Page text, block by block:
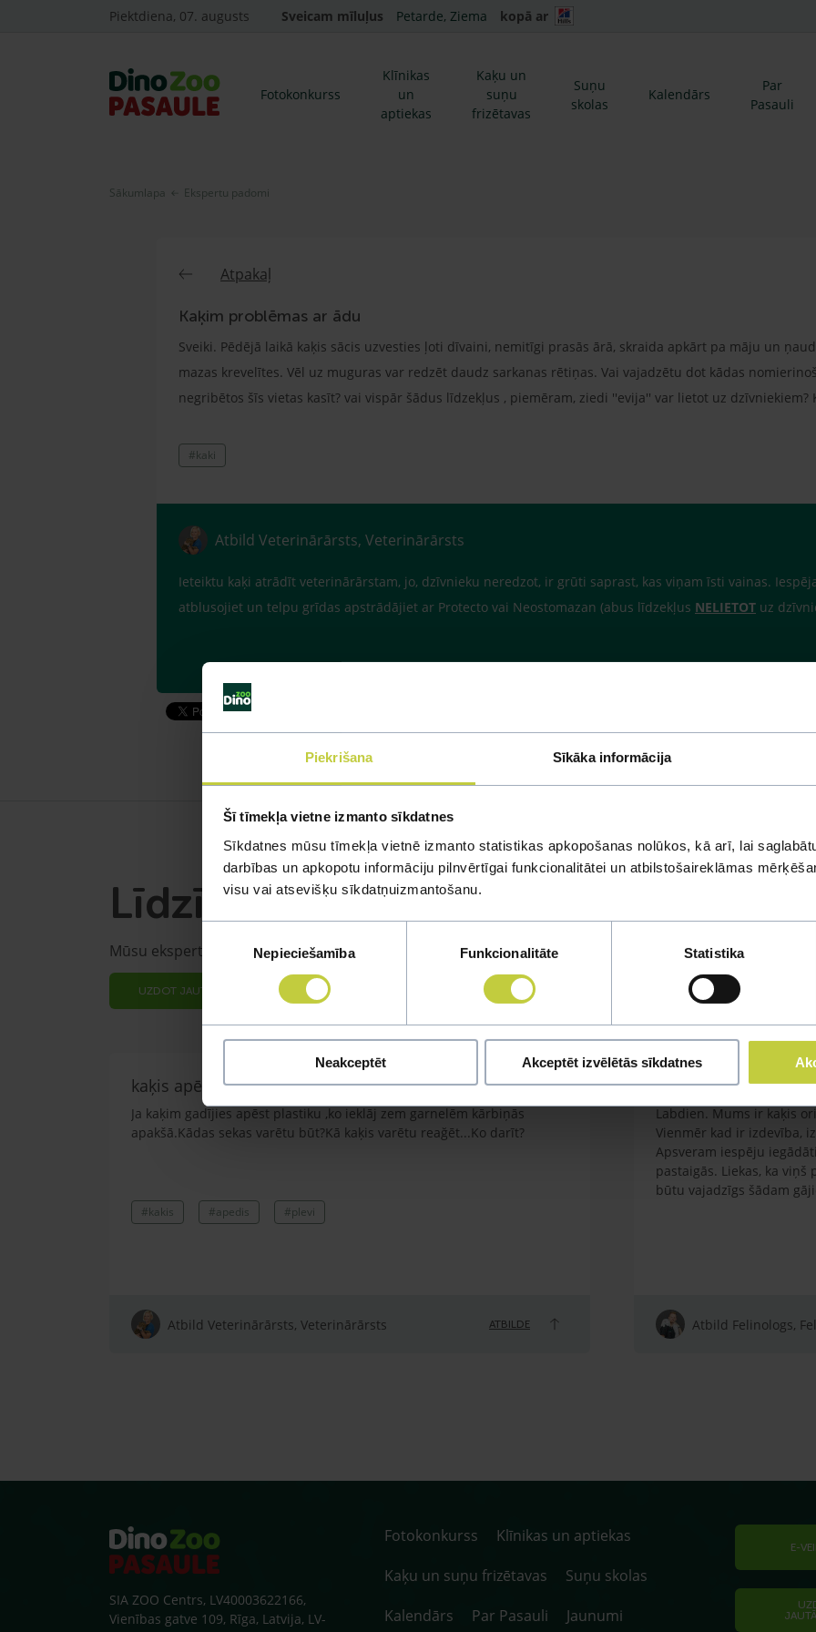
Piekrišana Sīkāka informācija
Šī tīmekļa vietne izmanto sīkdatnes
Sīkdatnes mūsu tīmekļa vietnē izmanto statistikas apkopošanas nolūkos, kā arī, lai
darbības un apkopotu informāciju pilnvērtīgai funkcionalitātei un atbilstošaireklāmas
visu vai atsevišķu sīkdatņuizmantošanu.
izvēle
Nepieciešamība Funkcionalitāte Statistika
Neakceptēt Akceptēt izvēlētās sīkdatnes
Piektdiena, 07. augusts Sveicam mīluļus Petarde, Ziema kopā ar
Fotokonkurss
Klīnikas
un
aptiekas
Kaķu un
suņu
frizētavas
Suņu
skolas
Kalendārs
Par
Pasauli
Sākumlapa Ekspertu padomi
Atpakaļ
Kaķim problēmas ar ādu
Sveiki. Pēdējā laikā kaķis sācis uzvesties ļoti dīvaini, nemitīgi prasās ārā, skraida apkārt pa māju un
mazas krevelītes. Vēl uz muguras var redzēt daudz sarkanas rētiņas. Vai vajadzētu dot kādas
negribētos šīs vietas kasīt? vai vispār šādus līdzekļus , piemēram, ziedi ''evija'' var lietot uz dzīvniekiem?
#kaki
Atbild Veterinārārsts, Veterinārārsts
Ieteiktu kaķi atrādīt veterinārārstam, jo, dzīvnieku neredzot, ir grūti saprast, kas viņam īsti vainas.
atblusojiet un telpu grīdas apstrādājiet ar Protecto vai Neostomazan (abus līdzekļus NELIETOT uz
Līdzīgi jautājumi
Mūsu eksperti spēs atbildēt uz jebkuru Jūsu jautājumu
UZDOT JAUTĀJUMU
kaķis apēdis plēvi
Ja kaķim gadījies apēst plastiku ,ko ieklāj zem garnelēm kārbiņās
apakšā.Kādas sekas varētu būt?Kā kaķis varētu reağēt...Ko darīt?
#kakis #apedis #plevi
Atbild Veterinārārsts, Veterinārārsts ATBILDE
Kaķa vešana ārā
Labdien. Mums ir kaķis
Vienmēr kad ir izdevība,
Apsveram iespēju
pastaigās. Liekas, ka
būtu vajadzīgs šādam
Atbild Felinologs,
SIA ZOO Centrs, LV40003622166,
Vienības gatve 109, Rīga, Latvija, LV-
Fotokonkurss
Klīnikas un aptiekas
Kaķu un suņu frizētavas
Suņu skolas
Kalendārs
Par Pasauli Jaunumi
E-